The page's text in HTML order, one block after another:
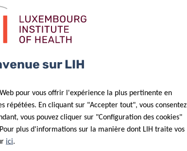
immunologic assays
sur LIH
pour vous offrir l'expérience la plus pertinente en
répétées. En cliquant sur "Accepter tout", vous consentez
vous pouvez cliquer sur "Configuration des cookies"
plus d'informations sur la manière dont LIH traite vos
ici.